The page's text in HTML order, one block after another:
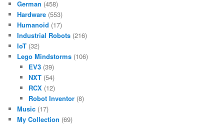
German (458)
Hardware (553)
Humanoid (17)
Industrial Robots (216)
IoT (32)
Lego Mindstorms (106)
EV3(39)
NXT(54)
RCX(12)
Robot Inventor(8)
Music (17)
My Collection (69)